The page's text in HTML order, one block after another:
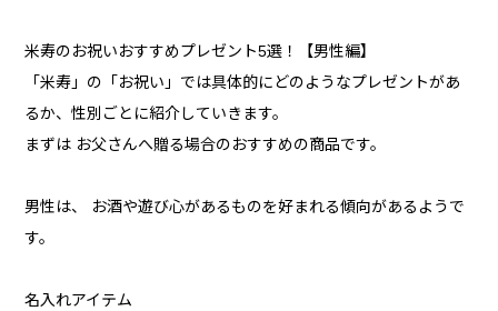
米寿のお祝いおすすめプレゼント5選！【男性編】
「米寿」の「お祝い」では具体的にどのようなプレゼントがあ
るか、性別ごとに紹介していきます。
まずは お父さんへ贈る場合のおすすめの商品です。
男性は、 お酒や遊び心があるものを好まれる傾向があるようで
す。
名入れアイテム